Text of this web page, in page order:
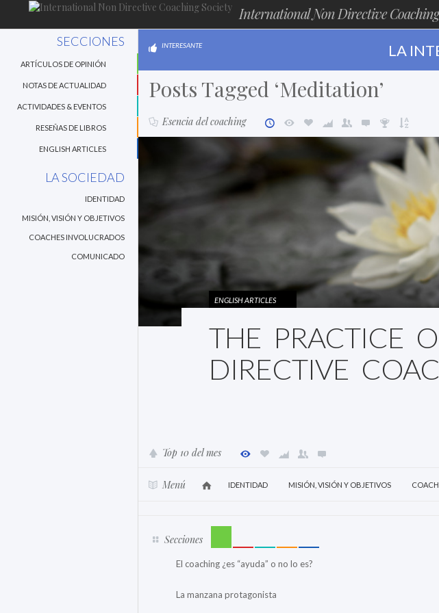
International Non Directive
SECCIONES
ARTÍCULOS DE OPINIÓN
NOTAS DE ACTUALIDAD
ACTIVIDADES & EVENTOS
RESEÑAS DE LIBROS
ENGLISH ARTICLES
LA SOCIEDAD
IDENTIDAD
MISIÓN, VISIÓN Y OBJETIVOS
COACHES INVOLUCRADOS
COMUNICADO
INTERESANTE LA
Posts Tagged ‘Meditation’
Esencia del coaching
ENGLISH ARTICLES
THE PRACTICE
DIRECTIVE
Top 10 del mes
Menú IDENTIDAD MISIÓN, VISIÓN Y OBJETIVOS
Secciones
El coaching ¿es “ayuda” o no lo es?
La manzana protagonista